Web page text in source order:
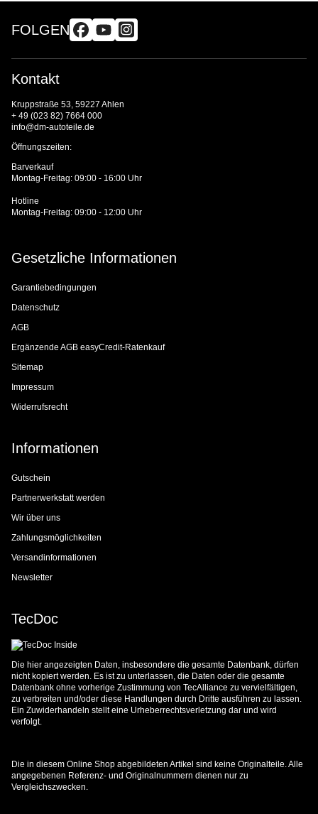
FOLGEN
Kontakt
Kruppstraße 53, 59227 Ahlen
+ 49 (023 82) 7664 000
info@dm-autoteile.de
Öffnungszeiten:
Barverkauf
Montag-Freitag: 09:00 - 16:00 Uhr
Hotline
Montag-Freitag: 09:00 - 12:00 Uhr
Gesetzliche Informationen
Garantiebedingungen
Datenschutz
AGB
Ergänzende AGB easyCredit-Ratenkauf
Sitemap
Impressum
Widerrufsrecht
Informationen
Gutschein
Partnerwerkstatt werden
Wir über uns
Zahlungsmöglichkeiten
Versandinformationen
Newsletter
TecDoc
Die hier angezeigten Daten, insbesondere die gesamte Datenbank, dürfen
nicht kopiert werden. Es ist zu unterlassen, die Daten oder die gesamte
Datenbank ohne vorherige Zustimmung von TecAlliance zu vervielfältigen,
zu verbreiten und/oder diese Handlungen durch Dritte ausführen zu lassen.
Ein Zuwiderhandeln stellt eine Urheberrechtsverletzung dar und wird
verfolgt.
Die in diesem Online Shop abgebildeten Artikel sind keine Originalteile. Alle
angegebenen Referenz- und Originalnummern dienen nur zu
Vergleichszwecken.